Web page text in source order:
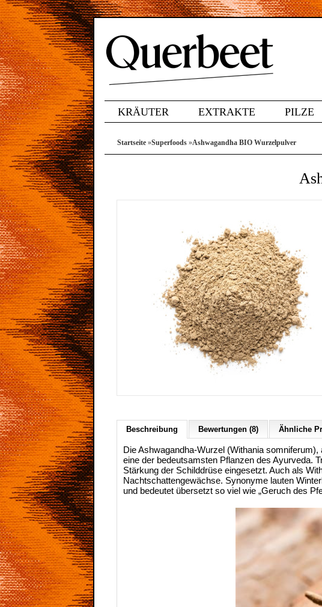
KRÄUTER EXTRAKTE PILZE
Startseite »Superfoods »Ashwagandha BIO Wurzelpulver
Beschreibung Bewertungen (8) Ähnliche
Die Ashwagandha-Wurzel (Withania
eine der bedeutsamsten Pflanzen des Ayurveda.
Stärkung der Schilddrüse eingesetzt. Auch als
Nachtschattengewächse. Synonyme lauten
und bedeutet übersetzt so viel wie „Geruch des